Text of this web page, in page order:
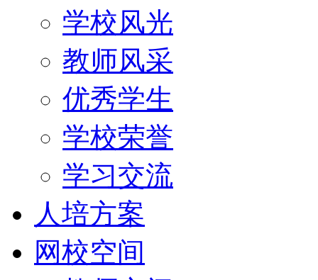
学校风光
教师风采
优秀学生
学校荣誉
学习交流
人培方案
网校空间